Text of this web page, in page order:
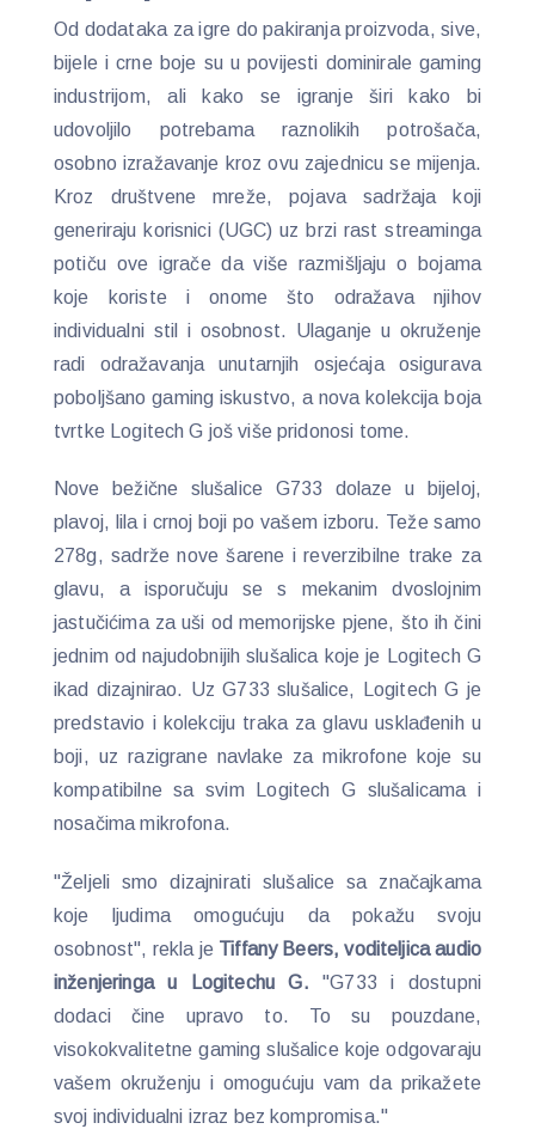
Od dodataka za igre do pakiranja proizvoda, sive,
bijele i crne boje su u povijesti dominirale gaming
industrijom, ali kako se igranje širi kako bi
udovoljilo potrebama raznolikih potrošača,
osobno izražavanje kroz ovu zajednicu se mijenja.
Kroz društvene mreže, pojava sadržaja koji
generiraju korisnici (UGC) uz brzi rast streaminga
potiču ove igrače da više razmišljaju o bojama
koje koriste i onome što odražava njihov
individualni stil i osobnost. Ulaganje u okruženje
radi odražavanja unutarnjih osjećaja osigurava
poboljšano gaming iskustvo, a nova kolekcija boja
tvrtke Logitech G još više pridonosi tome.
Nove bežične slušalice G733 dolaze u bijeloj,
plavoj, lila i crnoj boji po vašem izboru. Teže samo
278g, sadrže nove šarene i reverzibilne trake za
glavu, a isporučuju se s mekanim dvoslojnim
jastučićima za uši od memorijske pjene, što ih čini
jednim od najudobnijih slušalica koje je Logitech G
ikad dizajnirao. Uz G733 slušalice, Logitech G je
predstavio i kolekciju traka za glavu usklađenih u
boji, uz razigrane navlake za mikrofone koje su
kompatibilne sa svim Logitech G slušalicama i
nosačima mikrofona.
"Željeli smo dizajnirati slušalice sa značajkama
koje ljudima omogućuju da pokažu svoju
osobnost", rekla je Tiffany Beers, voditeljica audio
inženjeringa u Logitechu G. "G733 i dostupni
dodaci čine upravo to. To su pouzdane,
visokokvalitetne gaming slušalice koje odgovaraju
vašem okruženju i omogućuju vam da prikažete
svoj individualni izraz bez kompromisa."